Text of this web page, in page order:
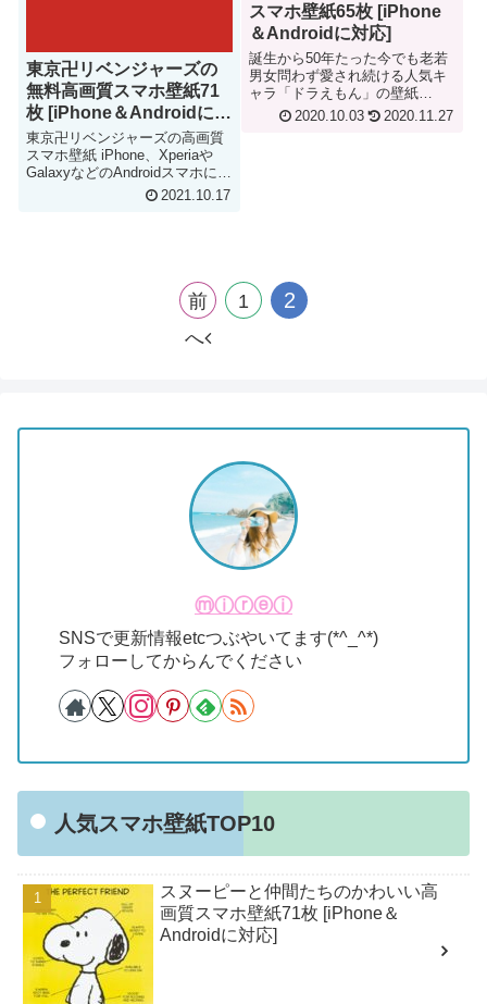
東京卍リベンジャーズの
無料高画質スマホ壁紙71
枚 [iPhone＆Androidに対
応]
東京卍リベンジャーズの高画質
スマホ壁紙 iPhone、Xperiaや
GalaxyなどのAndroidスマホに対
応!! Tokyo Rvengers iPhone &
2021.10.17
スマホ壁紙65枚 [iPhone
＆Androidに対応]
誕生から50年たった今でも老若
男女問わず愛され続ける人気キ
ャラ「ドラえもん」の壁紙
iPhone、XperiaやGalaxyなどの
Androidスマホに対応!! すべてが
2020.10.03 2020.11.27
前
へ
1 2
ⓜⓘⓡⓔⓘ
SNSで更新情報etcつぶやいてます(*^_^*)
フォローしてからんでください
人気スマホ壁紙TOP10
スヌーピーと仲間たちのかわいい高
画質スマホ壁紙71枚 [iPhone＆
Androidに対応]